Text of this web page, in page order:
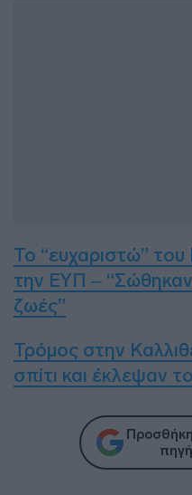
Το “ευχαριστώ”
την ΕΥΠ –
ζωές”
Τρόμος στην
σπίτι και έκλεψαν